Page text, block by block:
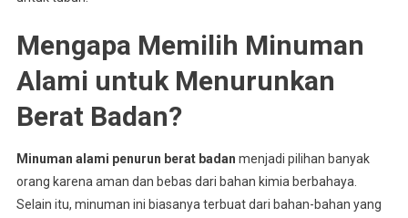
Mengapa Memilih Minuman
Alami untuk Menurunkan
Berat Badan?
Minuman alami penurun berat badan menjadi pilihan banyak
orang karena aman dan bebas dari bahan kimia berbahaya.
Selain itu, minuman ini biasanya terbuat dari bahan-bahan yang